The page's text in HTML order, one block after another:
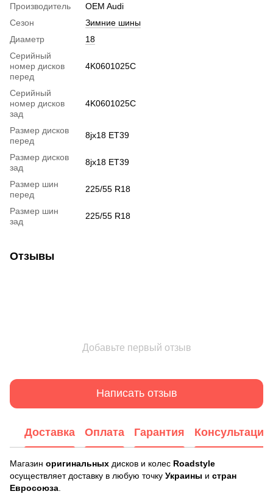
Производитель
OEM Audi
Сезон
Зимние шины
Диаметр
18
Серийный
номер дисков
перед
4K0601025C
Серийный
номер дисков
зад
4K0601025C
Размер дисков
перед
8jx18 ET39
Размер дисков
зад
8jx18 ET39
Размер шин
перед
225/55 R18
Размер шин
зад
225/55 R18
Отзывы
Добавьте первый отзыв
Написать отзыв
Доставка Оплата Гарантия Консультация
Магазин оригинальных дисков и колес Roadstyle
осуществляет доставку в любую точку Украины и стран
Евросоюза